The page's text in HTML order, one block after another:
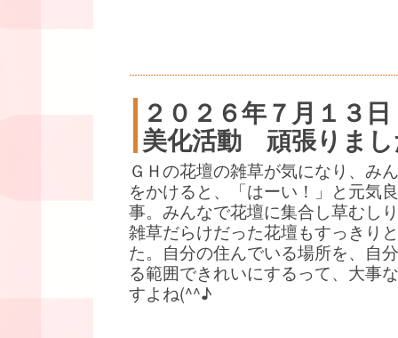
２０２６年７月１３日
美化活動 頑張りま
ＧＨの花壇の雑草が気になり、み
をかけると、「はーい！」と元気
事。みんなで花壇に集合し草むし
雑草だらけだった花壇もすっきり
た。自分の住んでいる場所を、自
る範囲できれいにするって、大事
すよね(^^♪